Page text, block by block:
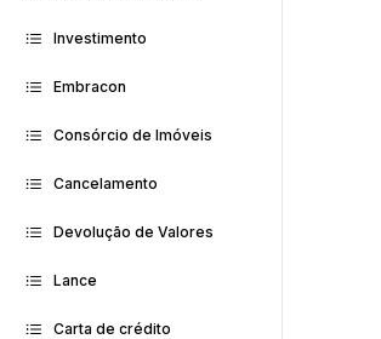
Investimento
Embracon
Consórcio de Imóveis
Cancelamento
Devolução de Valores
Lance
Carta de crédito